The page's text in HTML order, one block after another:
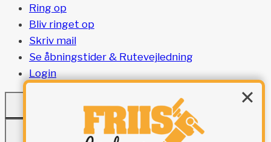
Ring op
Bliv ringet op
Skriv mail
Se åbningstider & Rutevejledning
Login